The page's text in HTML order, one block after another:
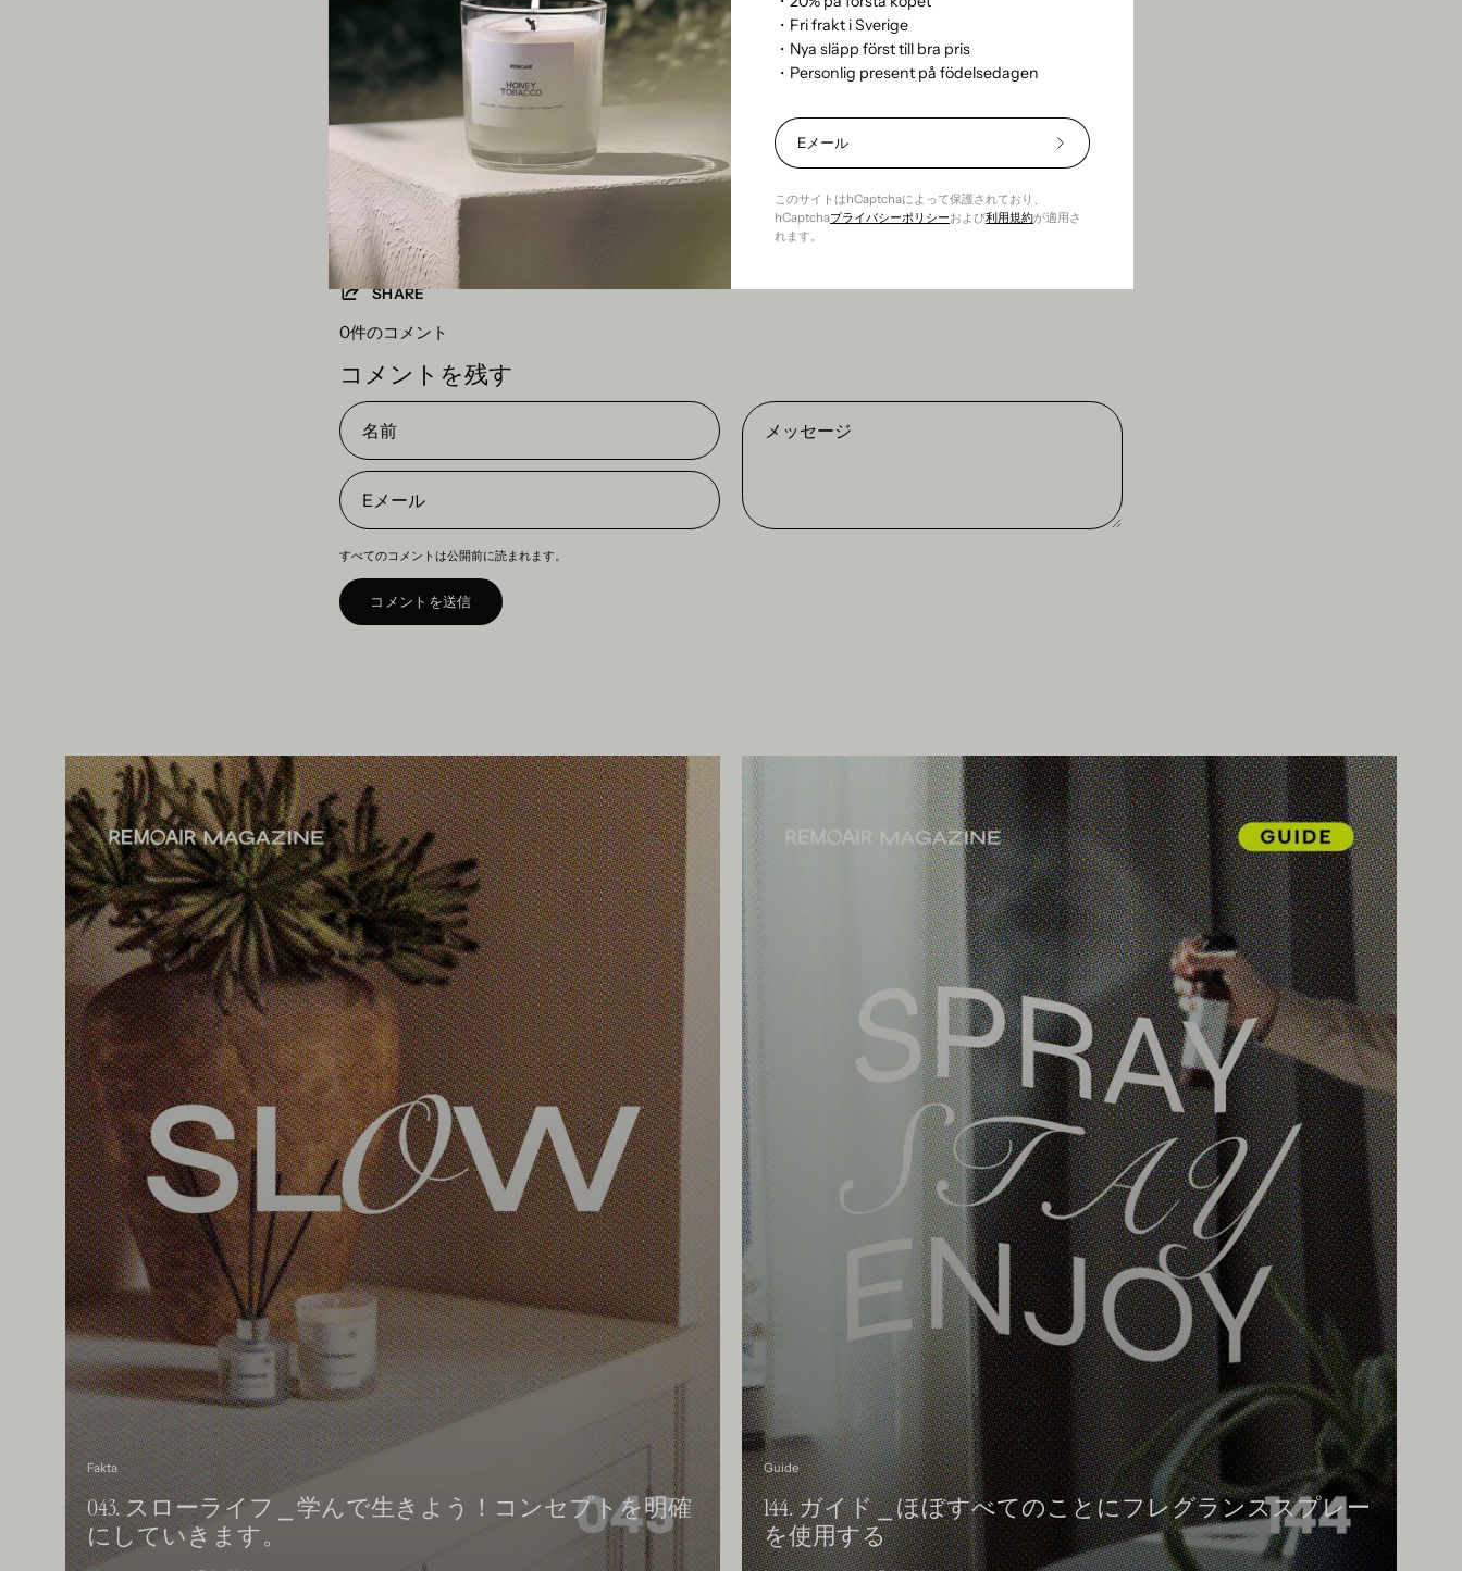
・Fri frakt i Sverige
・Nya släpp först till bra pris
・Personlig present på födelsedagen
20%
割
⎯
定
読
このサイトはhCaptchaによって保護されており、
hCaptchaプライバシーポリシーおよび利用規約が適用さ
れます。
日のさまざまな時間に異なるキャンドルに火を灯し、その間に他のキャンドルを休ませることができます。
しばらくキャンドルを使用しない場合は、暗く乾燥していても冷たくないナチュラルワックスキャンドルが
最適です。
香り付きキャンドルの寿命を延ばす簡単なヒント
キャンドルを燃やす前、燃やす間、燃やした後は、愛とケアを与えてください。細心の注意を払うほど、よ
り良い光が得られます。
カテゴリー:GUIDE
SHARE
0件のコメント
コメントを残す
名
前
E
メ
ル
メ
ー
ジ
すべてのコメントは公開前に読まれます。
コメントを送信
Fakta
043. スローライフ ⎯ 学んで生きよう！コンセプトを明確
にしていきます。
Guide
144. ガイド ⎯ ほぼすべてのことにフレグランススプレー
を使用する